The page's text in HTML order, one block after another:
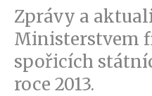
Zprávy a
Ministerstvem
spořicích
roce 2013.